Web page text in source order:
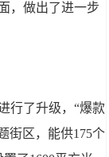
，做出了进一步
了升级，“爆款
街区，能供175个